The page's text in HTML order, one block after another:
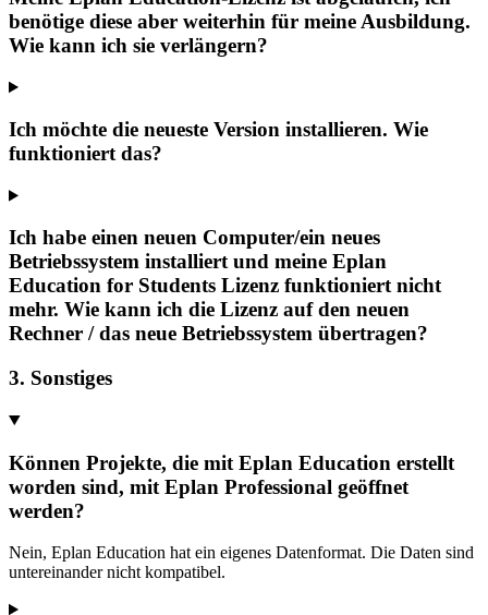
benötige diese aber weiterhin für meine Ausbildung.
Wie kann ich sie verlängern?
Ich möchte die neueste Version installieren. Wie
funktioniert das?
Ich habe einen neuen Computer/ein neues
Betriebssystem installiert und meine Eplan
Education for Students Lizenz funktioniert nicht
mehr. Wie kann ich die Lizenz auf den neuen
Rechner / das neue Betriebssystem übertragen?
3. Sonstiges
Können Projekte, die mit Eplan Education erstellt
worden sind, mit Eplan Professional geöffnet
werden?
Nein, Eplan Education hat ein eigenes Datenformat. Die Daten sind
untereinander nicht kompatibel.